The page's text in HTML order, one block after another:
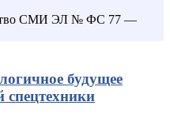
СМИ ЭЛ № ФС 77 —
будущее
спецтехники